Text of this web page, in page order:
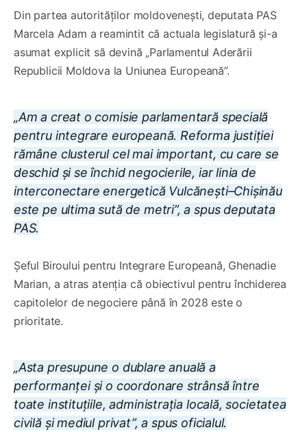
Din partea autorităților moldovenești, deputata PAS
Marcela Adam a reamintit că actuala legislatură și-a
asumat explicit să devină „Parlamentul Aderării
Republicii Moldova la Uniunea Europeană”.
„Am a creat o comisie parlamentară specială
pentru integrare europeană. Reforma justiției
rămâne clusterul cel mai important, cu care se
deschid și se închid negocierile, iar linia de
interconectare energetică Vulcănești–Chișinău
este pe ultima sută de metri”, a spus deputata
PAS.
Șeful Biroului pentru Integrare Europeană, Ghenadie
Marian, a atras atenția că obiectivul pentru închiderea
capitolelor de negociere până în 2028 este o
prioritate.
„Asta presupune o dublare anuală a
performanței și o coordonare strânsă între
toate instituțiile, administrația locală, societatea
civilă și mediul privat”, a spus oficialul.